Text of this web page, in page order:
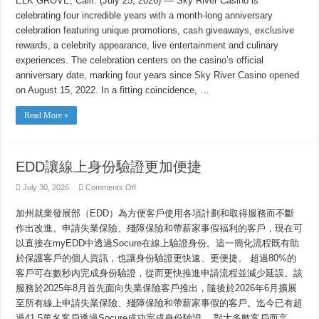
OF
MEMORIES,
MONTH
CELEBRATION
celebrating four incredible years with a month-long anniversary
celebration featuring unique promotions, cash giveaways, exclusive
rewards, a celebrity appearance, live entertainment and culinary
experiences. The celebration centers on the casino’s official
anniversary date, marking four years since Sky River Casino opened
on August 15, 2022. In a fitting coincidence, …
Read More »
EDD讓線上身份驗證更加便捷
July 30, 2026 Comments Offon
線
上
份
驗
更
加
便
加州就業發展部（EDD）為方便客戶使用各項計劃和取得服務而不斷
作出改進。申請失業保險、殘障保險和帶薪家事假福利的客戶，現在可
以直接在myEDD中透過Socure在線上驗證身份。這一簡化流程既有助
於保護客戶的個人資訊，也讓身份驗證更快速、更便捷。 超過80%的
客戶可在數秒內完成身份驗證，從而更快推進申請流程並減少延誤。該
服務於2025年8月首先面向失業保險客戶推出，隨後於2026年6月擴展
至所有線上申請失業保險、殘障保險和帶薪家事假的客戶。迄今已有超